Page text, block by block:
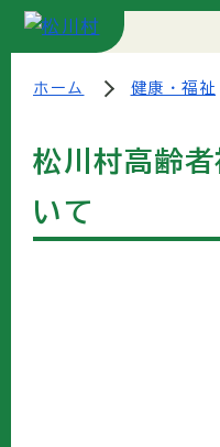
ホーム 健康・福祉
松川村高齢
いて